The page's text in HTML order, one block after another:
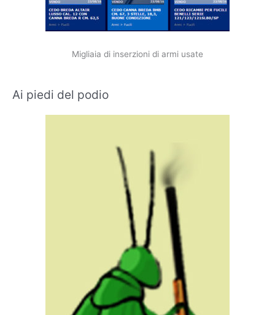
Migliaia di inserzioni di armi usate
Ai piedi del podio